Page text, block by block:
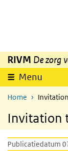
Overslaan en naar
RIVM De zorg
Menu
Home
Invitation
Publicatiedatum